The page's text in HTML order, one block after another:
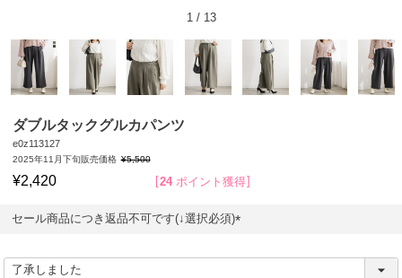
1/ 13
ダブルタックグルカパンツ
e0z113127
2025年11月下旬販売価格 ¥5,500
¥2,420 24 ポイント獲得
セール商品につき返品不可です(↓選択必須)
必